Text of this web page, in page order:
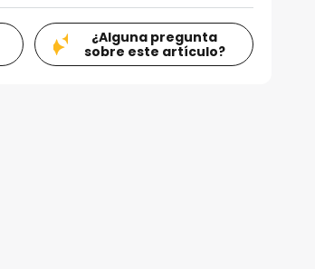
¿Alguna pregunta
sobre este artículo?